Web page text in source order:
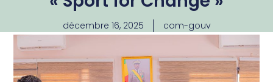
décembre 16, 2025 com-gouv